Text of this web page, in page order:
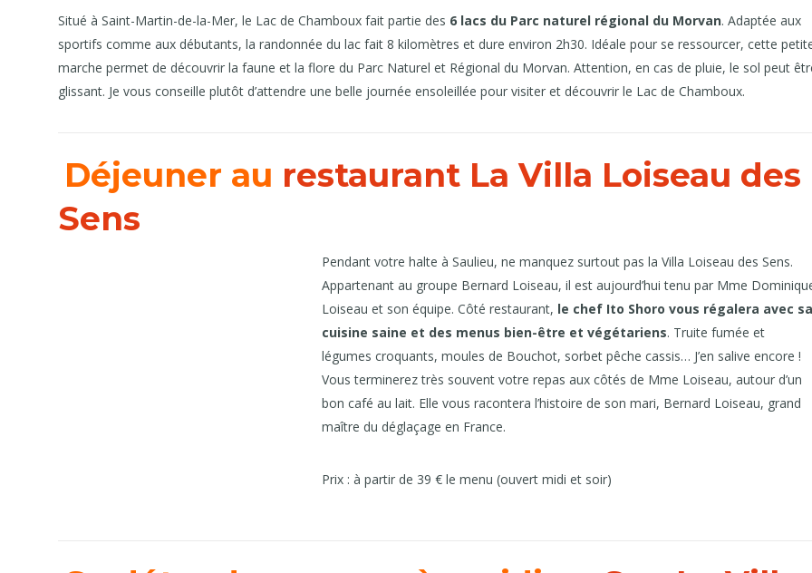
Situé à Saint-Martin-de-la-Mer, le Lac de Chamboux fait partie des 6 lacs du Parc naturel régional du Morvan. Adaptée aux
sportifs comme aux débutants, la randonnée du lac fait 8 kilomètres et dure environ 2h30. Idéale pour se ressourcer, cette
marche permet de découvrir la faune et la flore du Parc Naturel et Régional du Morvan. Attention, en cas de pluie, le sol peut
glissant. Je vous conseille plutôt d’attendre une belle journée ensoleillée pour visiter et découvrir le Lac de Chamboux.
Déjeuner au restaurant La Villa Loiseau des
Sens
Pendant votre halte à Saulieu, ne manquez surtout pas la Villa Loiseau des Sens.
Appartenant au groupe Bernard Loiseau, il est aujourd’hui tenu par Mme
Loiseau et son équipe. Côté restaurant, le chef Ito Shoro vous régalera avec sa
cuisine saine et des menus bien-être et végétariens. Truite fumée et
légumes croquants, moules de Bouchot, sorbet pêche cassis… J’en salive encore !
Vous terminerez très souvent votre repas aux côtés de Mme Loiseau, autour d’un
bon café au lait. Elle vous racontera l’histoire de son mari, Bernard Loiseau, grand
maître du déglaçage en France.
Prix : à partir de 39 € le menu (ouvert midi et soir)